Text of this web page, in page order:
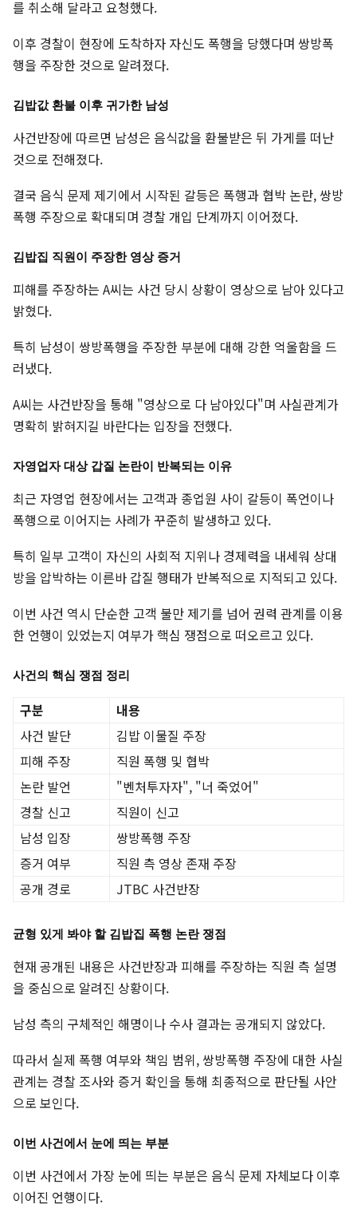
를 취소해 달라고 요청했다.
이후 경찰이 현장에 도착하자 자신도 폭행을 당했다며 쌍방폭
행을 주장한 것으로 알려졌다.
김밥값 환불 이후 귀가한 남성
사건반장에 따르면 남성은 음식값을 환불받은 뒤 가게를 떠난
것으로 전해졌다.
결국 음식 문제 제기에서 시작된 갈등은 폭행과 협박 논란, 쌍방
폭행 주장으로 확대되며 경찰 개입 단계까지 이어졌다.
김밥집 직원이 주장한 영상 증거
피해를 주장하는 A씨는 사건 당시 상황이 영상으로 남아 있다고
밝혔다.
특히 남성이 쌍방폭행을 주장한 부분에 대해 강한 억울함을 드
러냈다.
A씨는 사건반장을 통해 "영상으로 다 남아있다"며 사실관계가
명확히 밝혀지길 바란다는 입장을 전했다.
자영업자 대상 갑질 논란이 반복되는 이유
최근 자영업 현장에서는 고객과 종업원 사이 갈등이 폭언이나
폭행으로 이어지는 사례가 꾸준히 발생하고 있다.
특히 일부 고객이 자신의 사회적 지위나 경제력을 내세워 상대
방을 압박하는 이른바 갑질 행태가 반복적으로 지적되고 있다.
이번 사건 역시 단순한 고객 불만 제기를 넘어 권력 관계를 이용
한 언행이 있었는지 여부가 핵심 쟁점으로 떠오르고 있다.
사건의 핵심 쟁점 정리
구분
내용
사건 발단
김밥 이물질 주장
피해 주장
직원 폭행 및 협박
논란 발언
"벤처투자자", "너 죽었어"
경찰 신고
직원이 신고
남성 입장
쌍방폭행 주장
증거 여부
직원 측 영상 존재 주장
공개 경로
JTBC 사건반장
균형 있게 봐야 할 김밥집 폭행 논란 쟁점
현재 공개된 내용은 사건반장과 피해를 주장하는 직원 측 설명
을 중심으로 알려진 상황이다.
남성 측의 구체적인 해명이나 수사 결과는 공개되지 않았다.
따라서 실제 폭행 여부와 책임 범위, 쌍방폭행 주장에 대한 사실
관계는 경찰 조사와 증거 확인을 통해 최종적으로 판단될 사안
으로 보인다.
이번 사건에서 눈에 띄는 부분
이번 사건에서 가장 눈에 띄는 부분은 음식 문제 자체보다 이후
이어진 언행이다.